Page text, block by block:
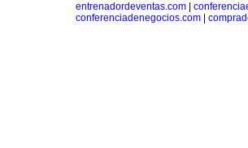
entrenadordeventas.com
conferenciadenegocios.com|